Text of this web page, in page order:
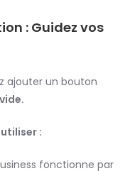
: Guidez vos
ajouter un bouton
:
fonctionne par